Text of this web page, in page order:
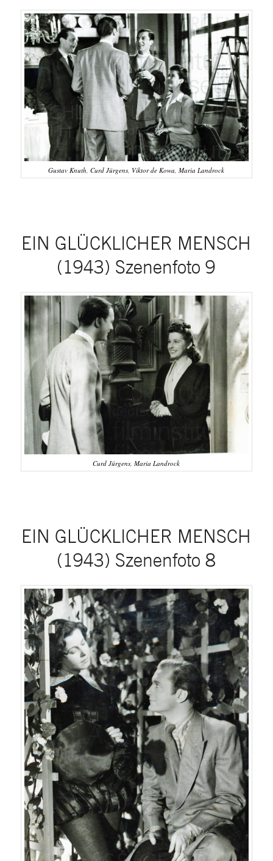
Gustav Knuth, Curd Jürgens, Viktor de Kowa, Maria Landrock
EIN GLÜCKLICHER MENSCH
(1943) Szenenfoto 9
Curd Jürgens, Maria Landrock
EIN GLÜCKLICHER MENSCH
(1943) Szenenfoto 8